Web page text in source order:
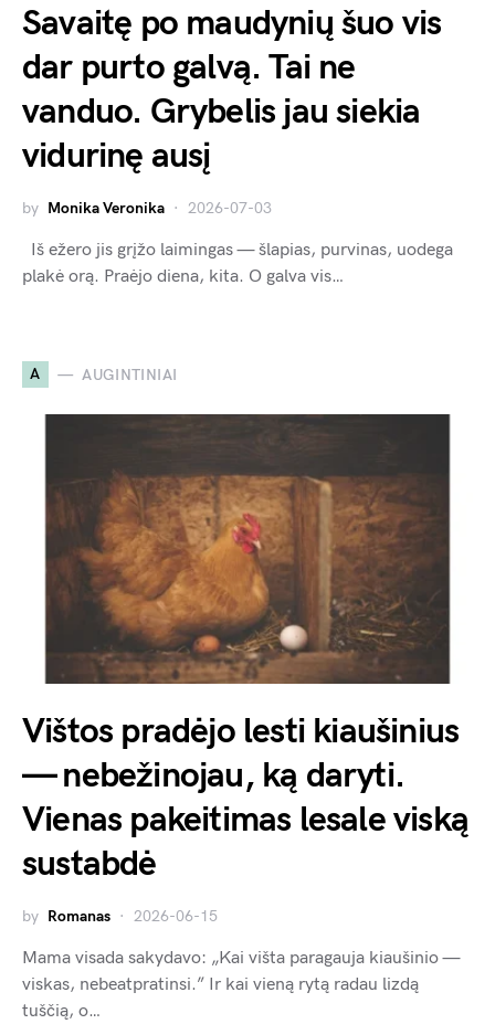
Savaitę po maudynių šuo vis
dar purto galvą. Tai ne
vanduo. Grybelis jau siekia
vidurinę ausį
by Monika Veronika 2026-07-03
Iš ežero jis grįžo laimingas — šlapias, purvinas, uodega
plakė orą. Praėjo diena, kita. O galva vis…
A AUGINTINIAI
Vištos pradėjo lesti kiaušinius
— nebežinojau, ką daryti.
Vienas pakeitimas lesale viską
sustabdė
by Romanas 2026-06-15
Mama visada sakydavo: „Kai višta paragauja kiaušinio —
viskas, nebeatpratinsi.” Ir kai vieną rytą radau lizdą
tuščią, o…